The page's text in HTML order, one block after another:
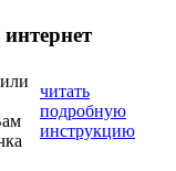
читать
подробную
инструкцию